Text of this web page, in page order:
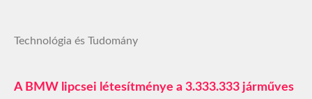
Technológia és Tudomány
A BMW lipcsei létesítménye a 3.333.333 járműves